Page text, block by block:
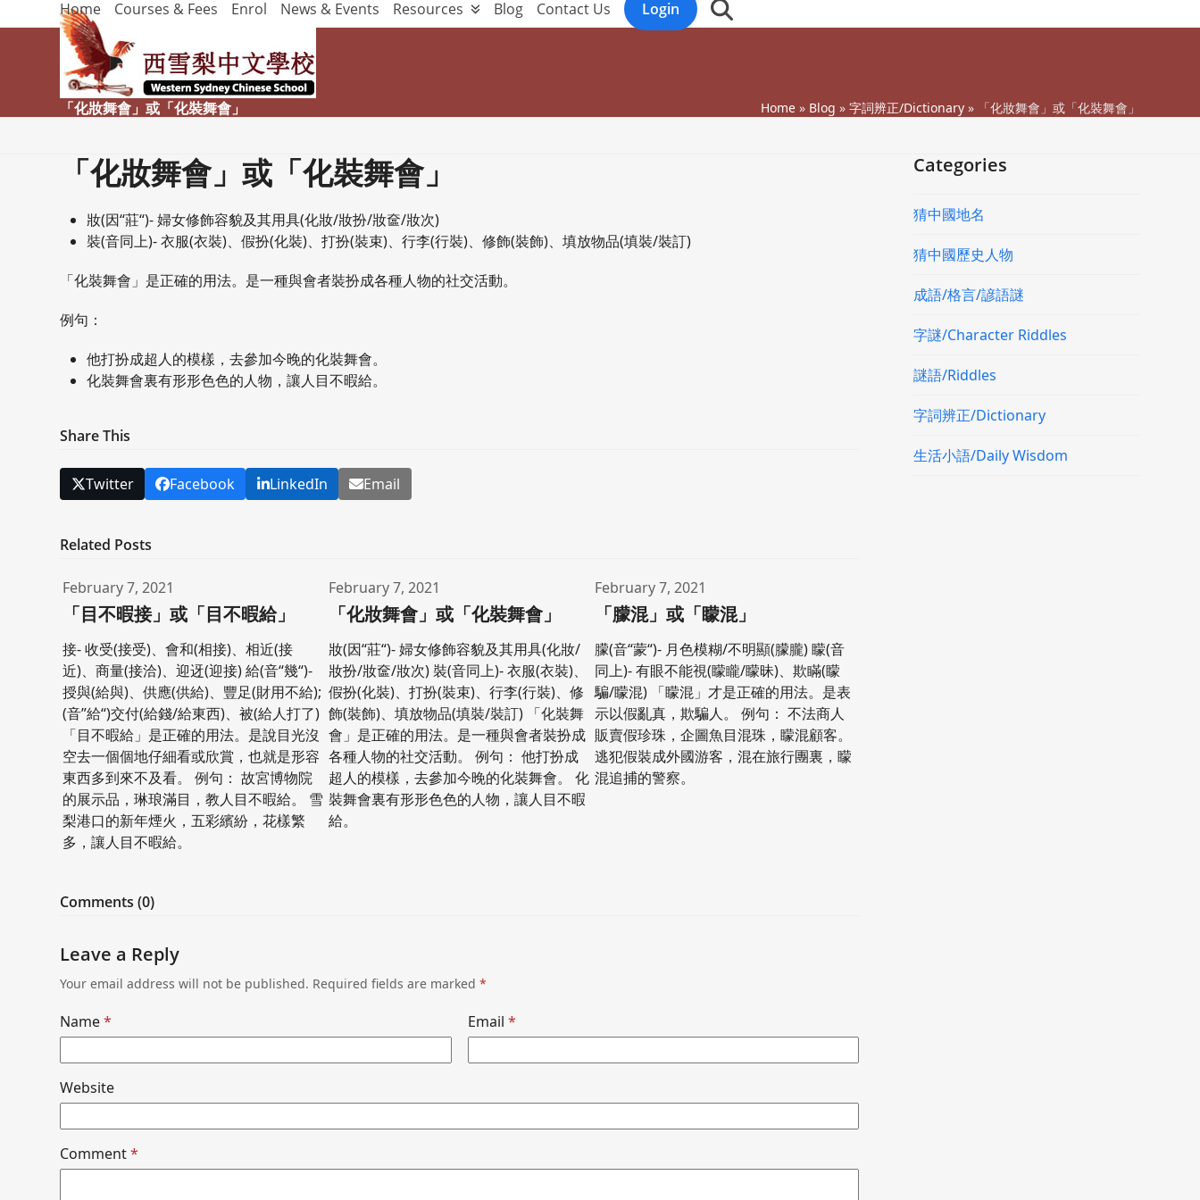
to
Home Courses & Fees Enrol News & Events Resources Blog Contact Us Login
「化妝舞會」或「化裝舞會」 Home» Blog » 字詞辨正/Dictionary» 「化妝舞會」或「化裝舞會」
「化妝舞會」或「化裝舞會」
妝(因“莊“)- 婦女修飾容貌及其用具(化妝/妝扮/妝奩/妝次)
裝(音同上)- 衣服(衣裝)、假扮(化裝)、打扮(裝束)、行李(行裝)、修飾(裝飾)、填放物品(填裝/裝訂)
「化裝舞會」是正確的用法。是一種與會者裝扮成各種人物的社交活動。
例句：
他打扮成超人的模樣，去參加今晚的化裝舞會。
化裝舞會裏有形形色色的人物，讓人目不暇給。
Share This
Twitter Facebook LinkedIn Email
Related Posts
February 7, 2021
「目不暇接」或「目不暇給」
接- 收受(接受)、會和(相接)、相近(接
近)、商量(接洽)、迎迓(迎接) 給(音“幾“)-
授與(給與)、供應(供給)、豐足(財用不給);
(音”給“)交付(給錢/給東西)、被(給人打了)
「目不暇給」是正確的用法。是說目光沒
空去一個個地仔細看或欣賞，也就是形容
東西多到來不及看。 例句： 故宮博物院
的展示品，琳琅滿目，教人目不暇給。 雪
梨港口的新年煙火，五彩繽紛，花樣繁
多，讓人目不暇給。
February 7, 2021
「化妝舞會」或「化裝舞會」
妝(因“莊“)- 婦女修飾容貌及其用具(化妝/
妝扮/妝奩/妝次) 裝(音同上)- 衣服(衣裝)、
假扮(化裝)、打扮(裝束)、行李(行裝)、修
飾(裝飾)、填放物品(填裝/裝訂) 「化裝舞
會」是正確的用法。是一種與會者裝扮成
各種人物的社交活動。 例句： 他打扮成
超人的模樣，去參加今晚的化裝舞會。 化
裝舞會裏有形形色色的人物，讓人目不暇
給。
February 7, 2021
「朦混」或「矇混」
朦(音“蒙“)- 月色模糊/不明顯(朦朧) 矇(音
同上)- 有眼不能視(矇矓/矇昧)、欺瞞(矇
騙/矇混) 「矇混」才是正確的用法。是表
示以假亂真，欺騙人。 例句： 不法商人
販賣假珍珠，企圖魚目混珠，矇混顧客。
逃犯假裝成外國游客，混在旅行團裏，矇
混追捕的警察。
Comments (0)
Leave a Reply
Your email address will not be published. Required fields are marked*
Name* Email *
Website
Comment*
Categories
猜中國地名
猜中國歷史人物
成語/格言/諺語謎
字謎/Character Riddles
謎語/Riddles
字詞辨正/Dictionary
生活小語/Daily Wisdom